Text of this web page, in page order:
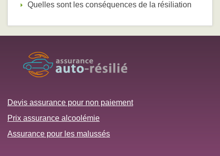
Quelles sont les conséquences de la résiliation
Devis assurance pour non paiement
Prix assurance alcoolémie
Assurance pour les malussés